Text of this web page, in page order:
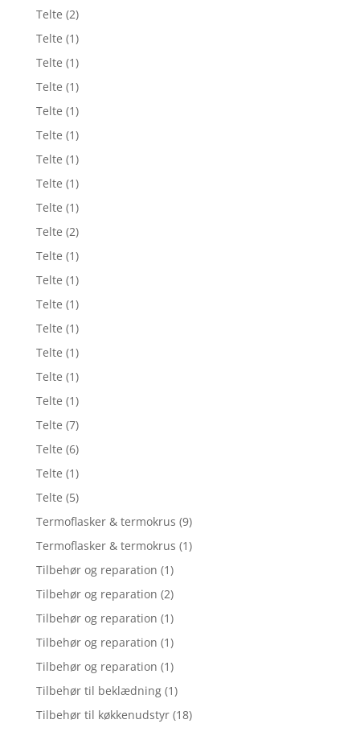
Telte (2)
Telte (1)
Telte (1)
Telte (1)
Telte (1)
Telte (1)
Telte (1)
Telte (1)
Telte (1)
Telte (2)
Telte (1)
Telte (1)
Telte (1)
Telte (1)
Telte (1)
Telte (1)
Telte (1)
Telte (7)
Telte (6)
Telte (1)
Telte (5)
Termoflasker & termokrus (9)
Termoflasker & termokrus (1)
Tilbehør og reparation (1)
Tilbehør og reparation (2)
Tilbehør og reparation (1)
Tilbehør og reparation (1)
Tilbehør og reparation (1)
Tilbehør til beklædning (1)
Tilbehør til køkkenudstyr (18)